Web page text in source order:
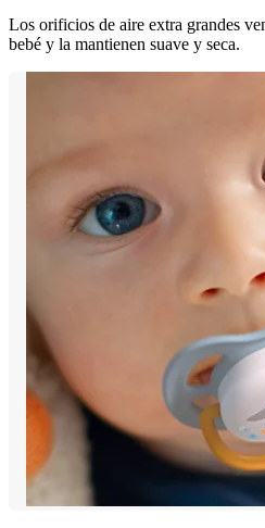
Los orificios de aire extra grandes
bebé y la mantienen suave y seca.